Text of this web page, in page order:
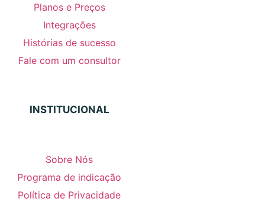
Planos e Preços
Integrações
Histórias de sucesso
Fale com um consultor
INSTITUCIONAL
Sobre Nós
Programa de indicação
Política de Privacidade